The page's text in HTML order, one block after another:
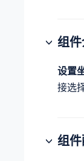
组
设置
接选
组